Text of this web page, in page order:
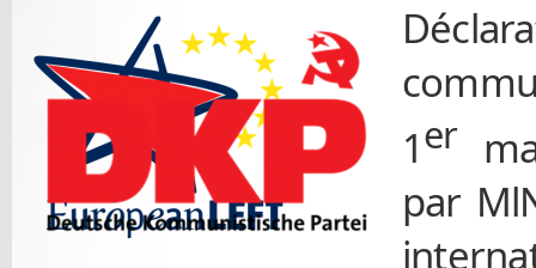
1er
par